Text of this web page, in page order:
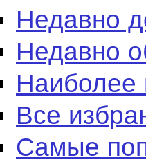
Недавно
Недавно
Наиболее
Все
Самые